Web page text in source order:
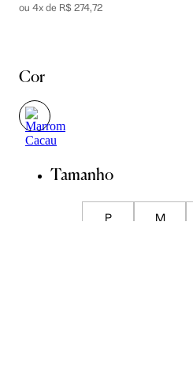
ou 4x de R$ 274,72
Cor
Tamanho
P M